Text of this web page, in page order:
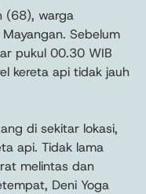
(68), warga
Sebelum
pukul 00.30 WIB
kereta api tidak jauh
di sekitar lokasi,
api. Tidak lama
melintas dan
Deni Yoga